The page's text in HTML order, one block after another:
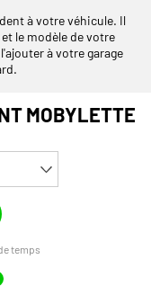
à votre véhicule. Il
le modèle de votre
à votre garage
MOBYLETTE
temps